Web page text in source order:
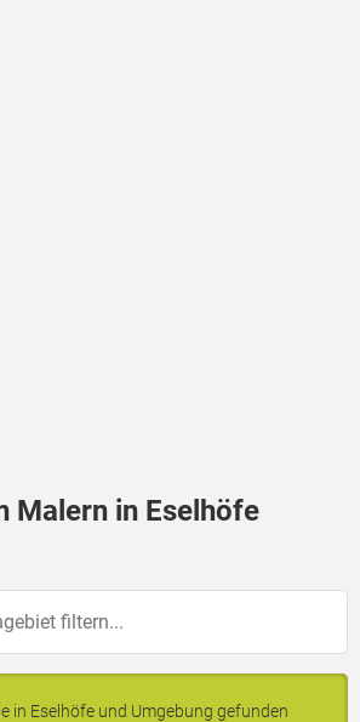
Malern in Eselhöfe
in Eselhöfe und Umgebung gefunden